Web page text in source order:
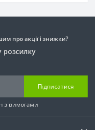
про акції і знижки?
розсилку
Підписатися
з вимогами